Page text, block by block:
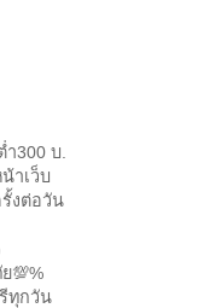
300 บ.
าเว็บ
งต่อวัน
💯%
ทุกวัน